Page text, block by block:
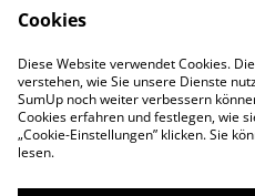
Cookie-Richtlinie
Cookies
Diese Website verwendet Cookies.
verstehen, wie Sie unsere Dienste
SumUp noch weiter verbessern
Cookies erfahren und festlegen, wie
„Cookie-Einstellungen” klicken. Sie
lesen.